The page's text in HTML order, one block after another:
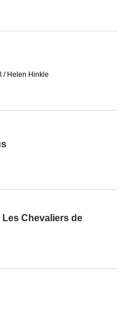
/ Helen Hinkle
Chevaliers de